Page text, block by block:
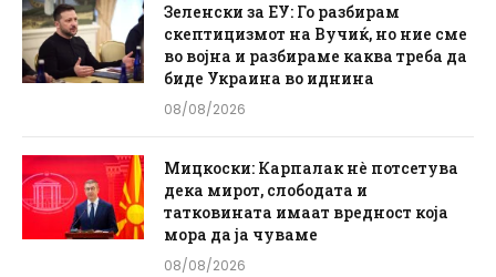
Зеленски за ЕУ: Го разбирам
скептицизмот на Вучиќ, но ние сме
во војна и разбираме каква треба да
биде Украина во иднина
08/08/2026
Мицкоски: Карпалак нè потсетува
дека мирот, слободата и
татковината имаат вредност која
мора да ја чуваме
08/08/2026